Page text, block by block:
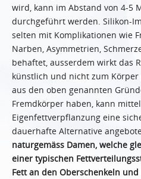
wird, kann im Abstand von 4-5
durchgeführt werden. Silikon-
selten mit Komplikationen wie
Narben, Asymmetrien,
behaftet, ausserdem wirkt das
künstlich und nicht zum
aus den oben genannten
Fremdkörper haben, kann
Eigenfettverpflanzung eine
dauerhafte Alternative
naturgemäss Damen, welche
einer typischen
Fett an den Oberschenkeln